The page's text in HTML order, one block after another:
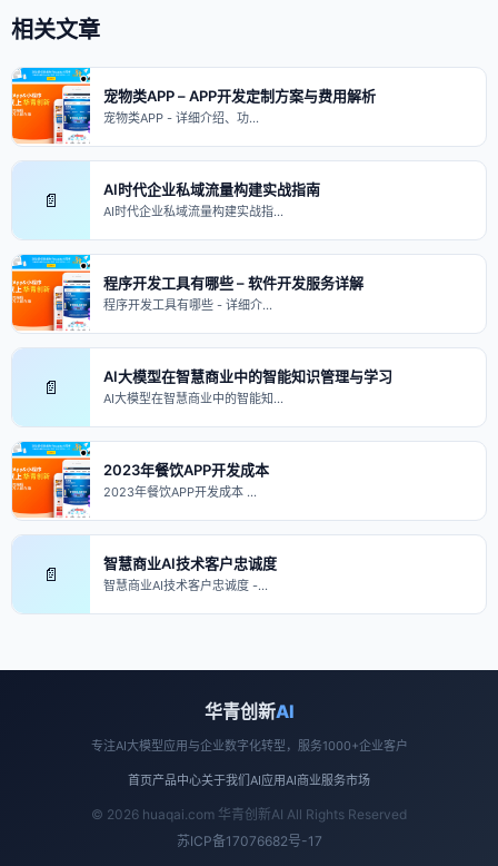
相关文章
宠物类APP – APP开发定制方案与费用解析
宠物类APP - 详细介绍、功…
📄 AI时代企业私域流量构建实战指南
AI时代企业私域流量构建实战指…
程序开发工具有哪些 – 软件开发服务详解
程序开发工具有哪些 - 详细介…
📄 AI大模型在智慧商业中的智能知识管理与学习
AI大模型在智慧商业中的智能知…
2023年餐饮APP开发成本
2023年餐饮APP开发成本 …
📄 智慧商业AI技术客户忠诚度
智慧商业AI技术客户忠诚度 -…
华青创新AI
专注AI大模型应用与企业数字化转型，服务1000+企业客户
首页产品中心关于我们 AI应用AI商业服务市场
© 2026 huaqai.com 华青创新AI All Rights Reserved
苏ICP备17076682号-17